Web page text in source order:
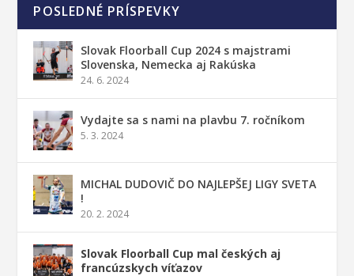
POSLEDNÉ PRÍSPEVKY
Slovak Floorball Cup 2024 s majstrami
Slovenska, Nemecka aj Rakúska
24. 6. 2024
Vydajte sa s nami na plavbu 7. ročníkom
5. 3. 2024
MICHAL DUDOVIČ DO NAJLEPŠEJ LIGY SVETA
!
20. 2. 2024
Slovak Floorball Cup mal českých aj
francúzskych víťazov